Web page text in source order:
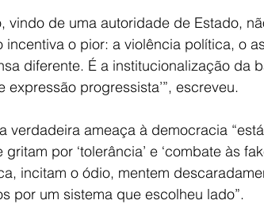
vindo de uma autoridade de Estado,
incentiva o pior: a violência política, o
diferente. É a institucionalização da
expressão progressista’”, escreveu.
verdadeira ameaça à democracia
por ‘tolerância’ e ‘combate às
incitam o ódio, mentem
por um sistema que escolheu lado”.